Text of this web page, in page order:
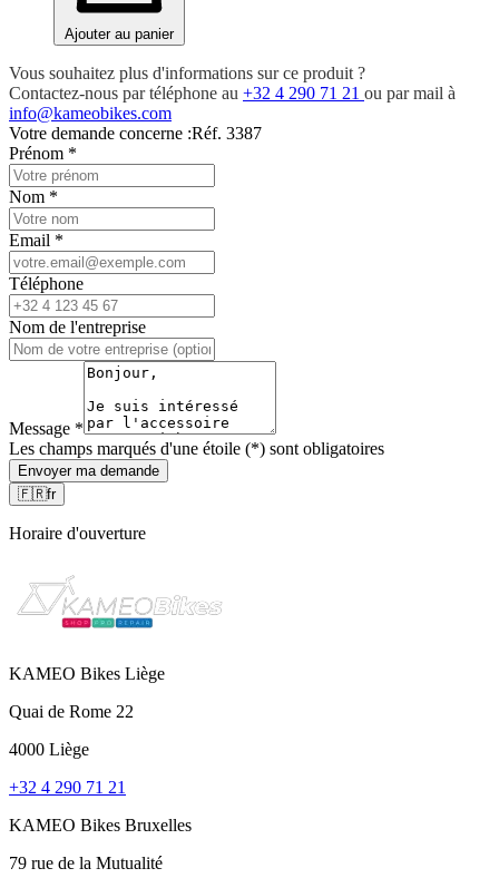
Ajouter au panier
Vous souhaitez plus d'informations sur ce produit ?
Contactez-nous par téléphone au +32 4 290 71 21 ou par mail à
info@kameobikes.com
Votre demande concerne :Réf. 3387
Prénom *
Nom *
Email *
Téléphone
Nom de l'entreprise
Message *
Les champs marqués d'une étoile (*) sont obligatoires
Envoyer ma demande
🇫🇷fr
Horaire d'ouverture
KAMEO Bikes Liège
Quai de Rome 22
4000 Liège
+32 4 290 71 21
KAMEO Bikes Bruxelles
79 rue de la Mutualité